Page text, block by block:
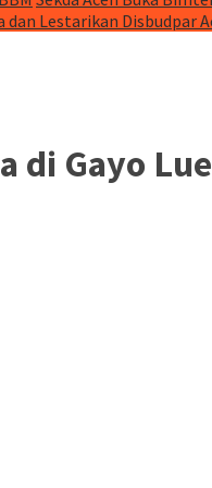
dan Lestarikan Disbudpar
di Gayo